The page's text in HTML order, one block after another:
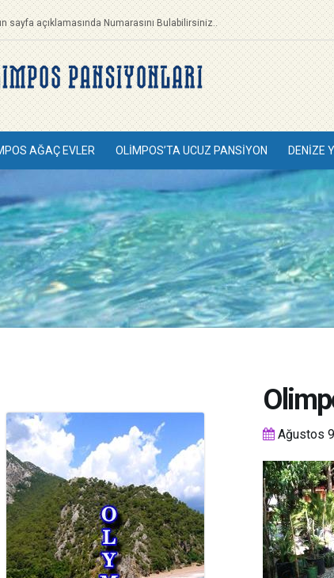
sayfa açıklamasında Numarasını Bulabilirsiniz..
AĞAÇ EVLER OLIMPOS’TA UCUZ PANSIYON DENIZE
Ağustos